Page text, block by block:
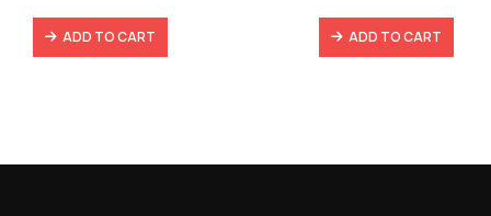
86,31 €.60,40 €.
ADD TO CART
42,09 €.
ADD TO CART